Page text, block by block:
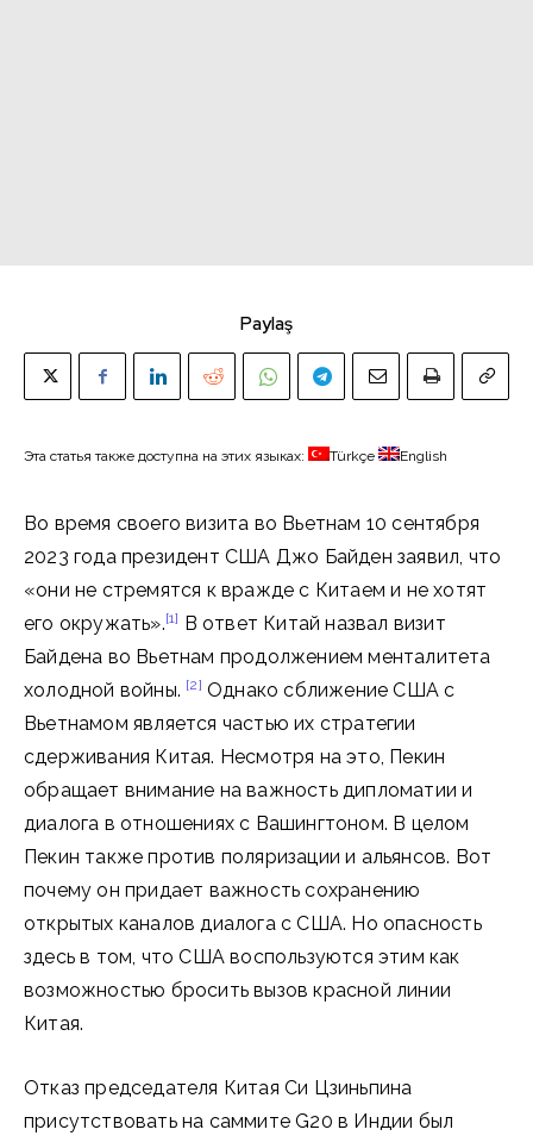
Paylaş
Эта статья также доступна на этих языках: Türkçe English
Во время своего визита во Вьетнам 10 сентября
2023 года президент США Джо Байден заявил, что
«они не стремятся к вражде с Китаем и не хотят
его окружать».[1] В ответ Китай назвал визит
Байдена во Вьетнам продолжением менталитета
холодной войны. [2] Однако сближение США с
Вьетнамом является частью их стратегии
сдерживания Китая. Несмотря на это, Пекин
обращает внимание на важность дипломатии и
диалога в отношениях с Вашингтоном. В целом
Пекин также против поляризации и альянсов. Вот
почему он придает важность сохранению
открытых каналов диалога с США. Но опасность
здесь в том, что США воспользуются этим как
возможностью бросить вызов красной линии
Китая.
Отказ председателя Китая Си Цзиньпина
присутствовать на саммите G20 в Индии был